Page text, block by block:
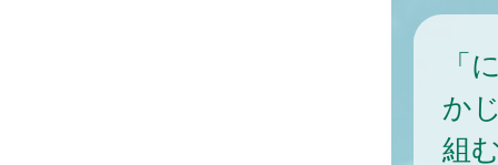
「
か
組